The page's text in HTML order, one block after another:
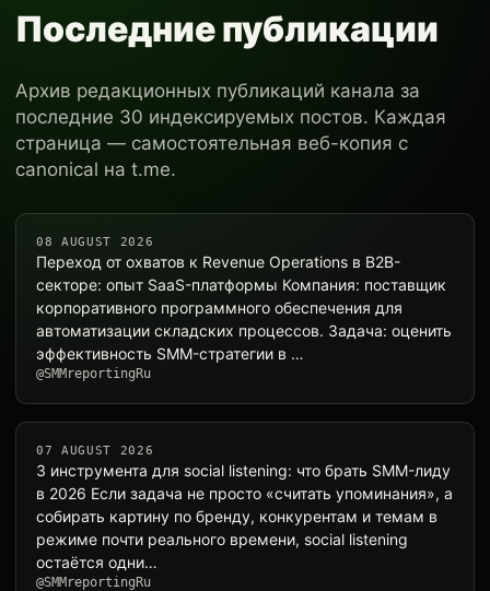
Последние публикации
Архив редакционных публикаций канала за
последние 30 индексируемых постов. Каждая
страница — самостоятельная веб-копия с
canonical на t.me.
08 AUGUST 2026
Переход от охватов к Revenue Operations в B2B-
секторе: опыт SaaS-платформы Компания: поставщик
корпоративного программного обеспечения для
автоматизации складских процессов. Задача: оценить
эффективность SMM-стратегии в …
@SMMreportingRu
07 AUGUST 2026
3 инструмента для social listening: что брать SMM-лиду
в 2026 Если задача не просто «считать упоминания», а
собирать картину по бренду, конкурентам и темам в
режиме почти реального времени, social listening
остаётся одни…
@SMMreportingRu